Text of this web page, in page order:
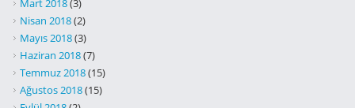
Mart 2018(3)
Nisan 2018(2)
Mayıs 2018(3)
Haziran 2018(7)
Temmuz 2018(15)
Ağustos 2018(15)